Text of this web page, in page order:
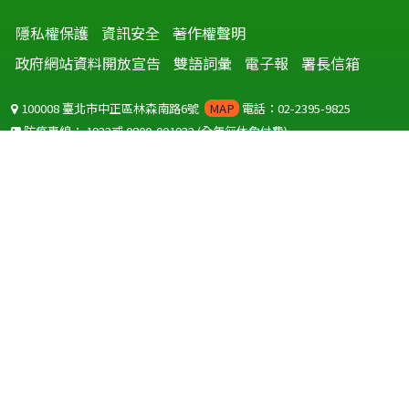
隱私權保護 資訊安全 著作權聲明
政府網站資料開放宣告
雙語詞彙 電子報 署長信箱
100008 臺北市中正區林森南路6號 MAP 電話：02-2395-9825
防疫專線：1922或0800-001922(全年無休免付費)